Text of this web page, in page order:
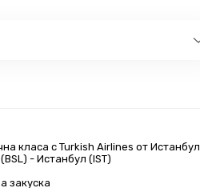
класа с Turkish Airlines от Истанбул
- Истанбул (IST)
закуска